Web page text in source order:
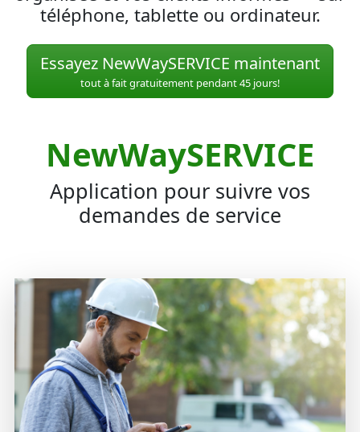
téléphone, tablette ou ordinateur.
Essayez NewWaySERVICE maintenant
tout à fait gratuitement pendant 45 jours!
NewWaySERVICE
Application pour suivre vos
demandes de service